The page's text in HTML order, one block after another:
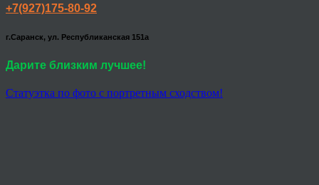
+7(927)175-80-92
г.Саранск, ул. Республиканская 151а
Дарите близким лучшее!
Статуэтка по фото с портретным сходством!